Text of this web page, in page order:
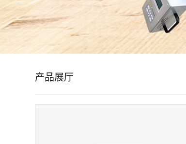
产品展厅